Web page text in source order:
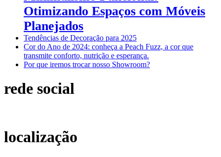
Otimizando Espaços com Móveis
Planejados
Tendências de Decoração para 2025
Cor do Ano de 2024: conheça a Peach Fuzz, a cor que
transmite conforto, nutrição e esperança.
Por que iremos trocar nosso Showroom?
rede social
localização